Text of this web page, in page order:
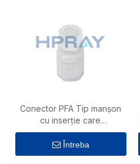
Conector PFA Tip manșon
cu inserție care
economisește spațiu
Întreba